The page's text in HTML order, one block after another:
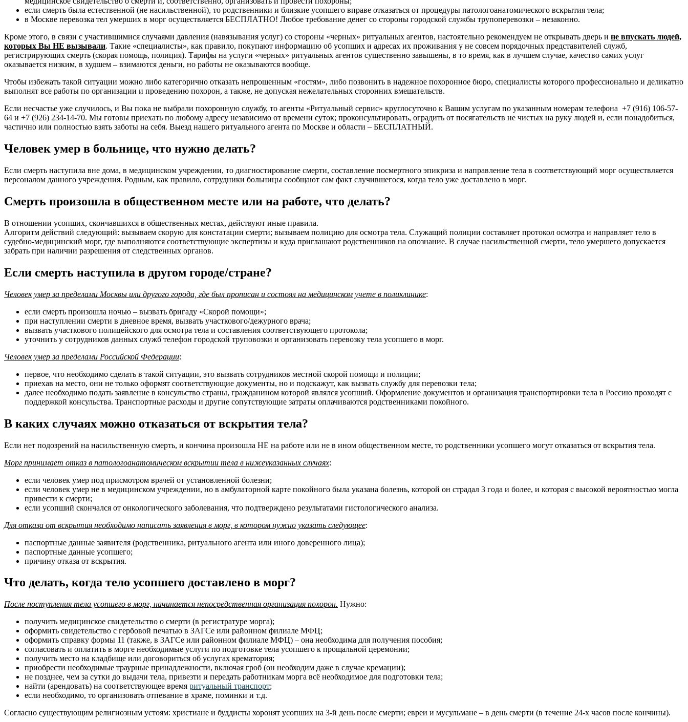
если смерть была естественной (не насильственной), то родственники и близкие усопшего вправе отказаться от процедуры патологоанатомического вскрытия тела;
в Москве перевозка тел умерших в морг осуществляется БЕСПЛАТНО! Любое требование денег со стороны городской службы трупоперевозки – незаконно.
Кроме этого, в связи с участившимися случаями давления (навязывания услуг) со стороны «черных» ритуальных агентов, настоятельно рекомендуем не открывать дверь и не впускать людей,
которых Вы НЕ вызывали. Такие «специалисты», как правило, покупают информацию об усопших и адресах их проживания у не совсем порядочных представителей служб,
регистрирующих смерть (скорая помощь, полиция). Тарифы на услуги «черных» ритуальных агентов существенно завышены, в то время, как в лучшем случае, качество самих услуг
оказывается низким, в худшем – взимаются деньги, но работы не оказываются вообще.
Чтобы избежать такой ситуации можно либо категорично отказать непрошенным «гостям», либо позвонить в надежное похоронное бюро, специалисты которого профессионально и деликатно
выполнят все работы по организации и проведению похорон, а также, не допуская нежелательных сторонних вмешательств.
Если несчастье уже случилось, и Вы пока не выбрали похоронную службу, то агенты «Ритуальный сервис» круглосуточно к Вашим услугам по указанным номерам телефона +7 (916) 106-57-
64 и +7 (926) 234-14-70. Мы готовы приехать по любому адресу независимо от времени суток; проконсультировать, оградить от посягательств не чистых на руку людей и, если понадобиться,
частично или полностью взять заботы на себя. Выезд нашего ритуального агента по Москве и области – БЕСПЛАТНЫЙ.
Человек умер в больнице, что нужно делать?
Если смерть наступила вне дома, в медицинском учреждении, то диагностирование смерти, составление посмертного эпикриза и направление тела в соответствующий морг осуществляется
персоналом данного учреждения. Родным, как правило, сотрудники больницы сообщают сам факт случившегося, когда тело уже доставлено в морг.
Смерть произошла в общественном месте или на работе, что делать?
В отношении усопших, скончавшихся в общественных местах, действуют иные правила.
Алгоритм действий следующий: вызываем скорую для констатации смерти; вызываем полицию для осмотра тела. Служащий полиции составляет протокол осмотра и направляет тело в
судебно-медицинский морг, где выполняются соответствующие экспертизы и куда приглашают родственников на опознание. В случае насильственной смерти, тело умершего допускается
забрать при наличии разрешения от следственных органов.
Если смерть наступила в другом городе/стране?
Человек умер за пределами Москвы или другого города, где был прописан и состоял на медицинском учете в поликлинике:
если смерть произошла ночью – вызвать бригаду «Скорой помощи»;
при наступлении смерти в дневное время, вызвать участкового/дежурного врача;
вызвать участкового полицейского для осмотра тела и составления соответствующего протокола;
уточнить у сотрудников данных служб телефон городской труповозки и организовать перевозку тела усопшего в морг.
Человек умер за пределами Российской Федерации:
первое, что необходимо сделать в такой ситуации, это вызвать сотрудников местной скорой помощи и полиции;
приехав на место, они не только оформят соответствующие документы, но и подскажут, как вызвать службу для перевозки тела;
далее необходимо подать заявление в консульство страны, гражданином которой являлся усопший. Оформление документов и организация транспортировки тела в Россию проходят с
поддержкой консульства. Транспортные расходы и другие сопутствующие затраты оплачиваются родственниками покойного.
В каких случаях можно отказаться от вскрытия тела?
Если нет подозрений на насильственную смерть, и кончина произошла НЕ на работе или не в ином общественном месте, то родственники усопшего могут отказаться от вскрытия тела.
Морг принимает отказ в патологоанатомическом вскрытии тела в нижеуказанных случаях:
если человек умер под присмотром врачей от установленной болезни;
если человек умер не в медицинском учреждении, но в амбулаторной карте покойного была указана болезнь, которой он страдал 3 года и более, и которая с высокой вероятностью могла
привести к смерти;
если усопший скончался от онкологического заболевания, что подтверждено результатами гистологического анализа.
Для отказа от вскрытия необходимо написать заявления в морг, в котором нужно указать следующее:
паспортные данные заявителя (родственника, ритуального агента или иного доверенного лица);
паспортные данные усопшего;
причину отказа от вскрытия.
Что делать, когда тело усопшего доставлено в морг?
После поступления тела усопшего в морг, начинается непосредственная организация похорон. Нужно:
получить медицинское свидетельство о смерти (в регистратуре морга);
оформить свидетельство с гербовой печатью в ЗАГСе или районном филиале МФЦ;
оформить справку формы 11 (также, в ЗАГСе или районном филиале МФЦ) – она необходима для получения пособия;
согласовать и оплатить в морге необходимые услуги по подготовке тела усопшего к прощальной церемонии;
получить место на кладбище или договориться об услугах крематория;
приобрести необходимые траурные принадлежности, включая гроб (он необходим даже в случае кремации);
не позднее, чем за сутки до выдачи тела, привезти и передать работникам морга всё необходимое для подготовки тела;
найти (арендовать) на соответствующее время ритуальный транспорт;
если необходимо, то организовать отпевание в храме, поминки и т.д.
Согласно существующим религиозным устоям: христиане и буддисты хоронят усопших на 3-й день после смерти; евреи и мусульмане – в день смерти (в течение 24-х часов после кончины).